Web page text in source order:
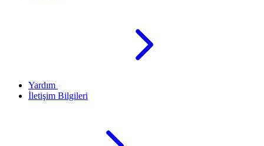
Yardım
İletişim Bilgileri